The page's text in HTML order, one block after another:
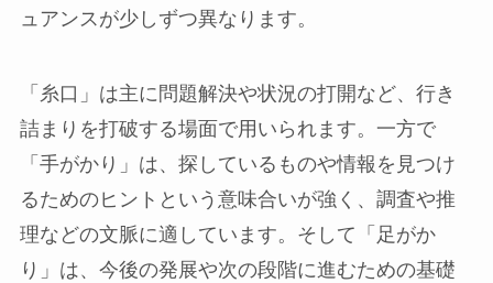
ュアンスが少しずつ異なります。
「糸口」は主に問題解決や状況の打開など、行き
詰まりを打破する場面で用いられます。一方で
「手がかり」は、探しているものや情報を見つけ
るためのヒントという意味合いが強く、調査や推
理などの文脈に適しています。そして「足がか
り」は、今後の発展や次の段階に進むための基礎